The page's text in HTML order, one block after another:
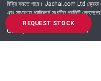
REQUEST STOCK
বিক্রি করতে পারে। Jachai.com Ltd ক্রেতা
এবং সাধারণত প্ল্যাটফর্মে সংঘটিত প্রতিটি
Got Question? Call us 24/7